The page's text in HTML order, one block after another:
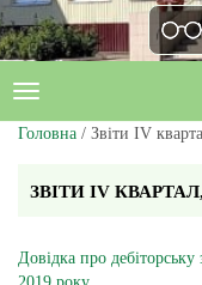
Головна / Звіти ІV
ЗВІТИ ІV
Довідка про дебіторську